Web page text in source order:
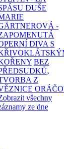
DUŠE
-
DIVA S
BEZ
Z
všechny
ze dne